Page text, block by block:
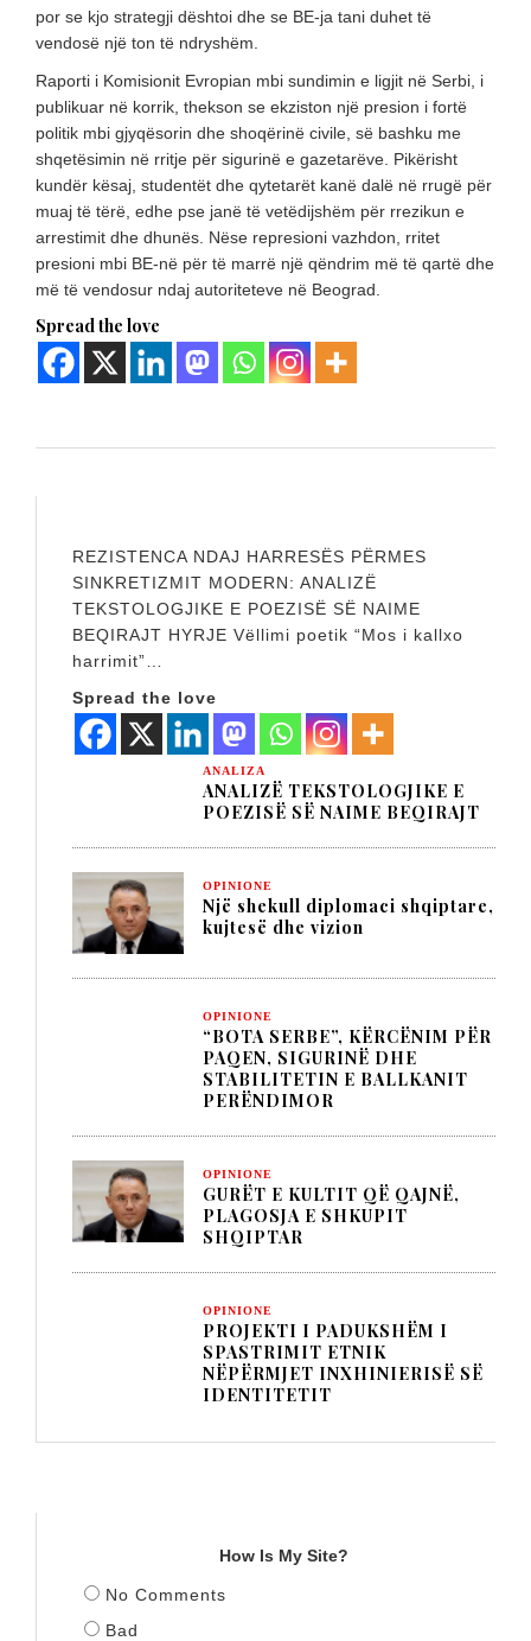
por se kjo strategji dështoi dhe se BE-ja tani duhet të
vendosë një ton të ndryshëm.
Raporti i Komisionit Evropian mbi sundimin e ligjit në Serbi, i
publikuar në korrik, thekson se ekziston një presion i fortë
politik mbi gjyqësorin dhe shoqërinë civile, së bashku me
shqetësimin në rritje për sigurinë e gazetarëve. Pikërisht
kundër kësaj, studentët dhe qytetarët kanë dalë në rrugë për
muaj të tërë, edhe pse janë të vetëdijshëm për rrezikun e
arrestimit dhe dhunës. Nëse represioni vazhdon, rritet
presioni mbi BE-në për të marrë një qëndrim më të qartë dhe
më të vendosur ndaj autoriteteve në Beograd.
Spread the love
REZISTENCA NDAJ HARRESËS PËRMES
SINKRETIZMIT MODERN: ANALIZË
TEKSTOLOGJIKE E POEZISË SË NAIME
BEQIRAJT HYRJE Vëllimi poetik “Mos i kallxo
harrimit”…
Spread the love
ANALIZA
ANALIZË TEKSTOLOGJIKE E
POEZISË SË NAIME BEQIRAJT
OPINIONE
Një shekull diplomaci shqiptare,
kujtesë dhe vizion
OPINIONE
“BOTA SERBE”, KËRCËNIM PËR
PAQEN, SIGURINË DHE
STABILITETIN E BALLKANIT
PERËNDIMOR
OPINIONE
GURËT E KULTIT QË QAJNË,
PLAGOSJA E SHKUPIT
SHQIPTAR
OPINIONE
PROJEKTI I PADUKSHËM I
SPASTRIMIT ETNIK
NËPËRMJET INXHINIERISË SË
IDENTITETIT
How Is My Site?
No Comments
Bad